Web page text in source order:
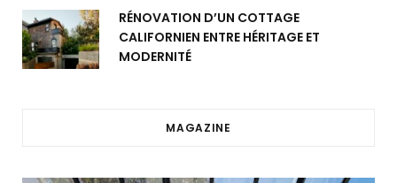
RÉNOVATION D’UN COTTAGE
CALIFORNIEN ENTRE HÉRITAGE ET
MODERNITÉ
MAGAZINE